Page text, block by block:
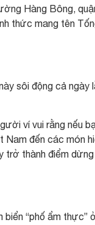
Hàng Bông,
thức mang tên
sôi động cả ngày
ví vui rằng nếu
Nam đến các món
trở thành điểm dừng
“phố ẩm thực”